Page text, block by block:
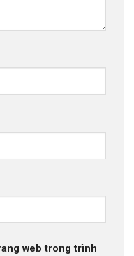
web trong trình